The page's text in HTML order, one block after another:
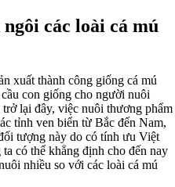
các loài cá mú
xuất thành công giống cá mú
con giống cho người nuôi
lại đây, việc nuôi thương phẩm
tỉnh ven biển từ Bắc đến Nam,
tượng này do có tính ưu Việt
có thể khẳng định cho đến nay
nhiều so với các loài cá mú